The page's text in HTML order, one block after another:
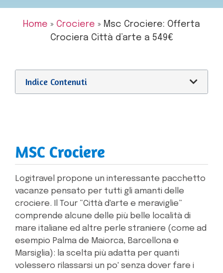
Home » Crociere » Msc Crociere: Offerta
Crociera Città d’arte a 549€
Indice Contenuti
MSC Crociere
Logitravel propone un interessante pacchetto
vacanze pensato per tutti gli amanti delle
crociere. Il Tour “Città d'arte e meraviglie”
comprende alcune delle più belle località di
mare italiane ed altre perle straniere (come ad
esempio Palma de Maiorca, Barcellona e
Marsiglia): la scelta più adatta per quanti
volessero rilassarsi un po' senza dover fare i